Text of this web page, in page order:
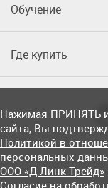
Обучение
Где купить
Нажимая ПРИНЯТЬ
сайта, Вы
Политикой в
персональных
ООО «Д-Линк Трейд»
Согласие на